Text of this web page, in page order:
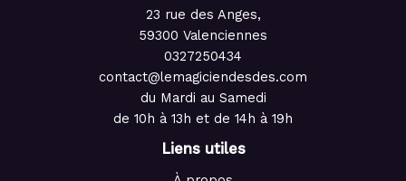
23 rue des Anges,
59300 Valenciennes
0327250434
contact@lemagiciendesdes.com
du Mardi au Samedi
de 10h à 13h et de 14h à 19h
Liens utiles